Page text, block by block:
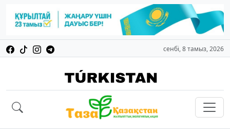
сенбі, 8 тамыз, 2026